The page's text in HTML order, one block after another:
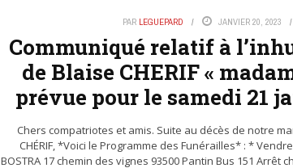
PAR LEGUEPARD JANVIER 20, 2023
Communiqué relatif à
de Blaise CHERIF «
prévue pour le samedi 21
Chers compatriotes et amis. Suite au décès de notre
CHÉRIF, *Voici le Programme des Funérailles* : *
BOSTRA 17 chemin des vignes 93500 Pantin Bus 151 Arrêt